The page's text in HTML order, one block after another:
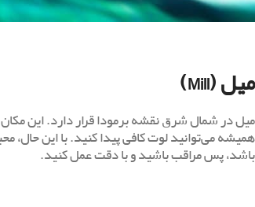
میل (Mill)
میل در شمال شرق نقشه برمودا قرار دارد. این
همیشه می‌توانید لوت کافی پیدا کنید. با این حال،
باشد، پس مراقب باشید و با دقت عمل کنید.